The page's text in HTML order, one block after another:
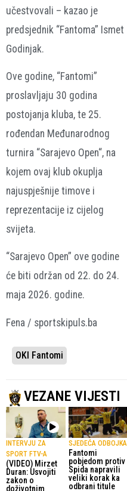
učestvovali – kazao je
predsjednik “Fantoma” Ismet
Godinjak.
Ove godine, “Fantomi”
proslavljaju 30 godina
postojanja kluba, te 25.
rođendan Međunarodnog
turnira “Sarajevo Open“, na
kojem ovaj klub okuplja
najuspješnije timove i
reprezentacije iz cijelog
svijeta.
“Sarajevo Open” ove godine
će biti održan od 22. do 24.
maja 2026. godine.
Fena / sportskipuls.ba
OKI Fantomi
VEZANE VIJESTI
INTERVJU ZA
SPORT FTV-A
(VIDEO) Mirzet
Duran: Usvojiti
zakon o
doživotnim
SJEDEĆA ODBOJKA
Fantomi
pobjedom protiv
Spida napravili
veliki korak ka
odbrani titule